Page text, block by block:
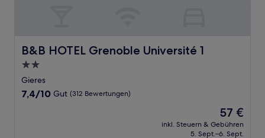
B&B HOTEL Grenoble Université 1
B&B HOTEL Grenoble Université 1
2.0-
Sterne-
Unterkunft
Gieres
7.4
7,4/10 Gut (312 Bewertungen)
Der
Preis
beträgt
57 €
inkl. Steuern & Gebühren
5. Sept.–6. Sept.